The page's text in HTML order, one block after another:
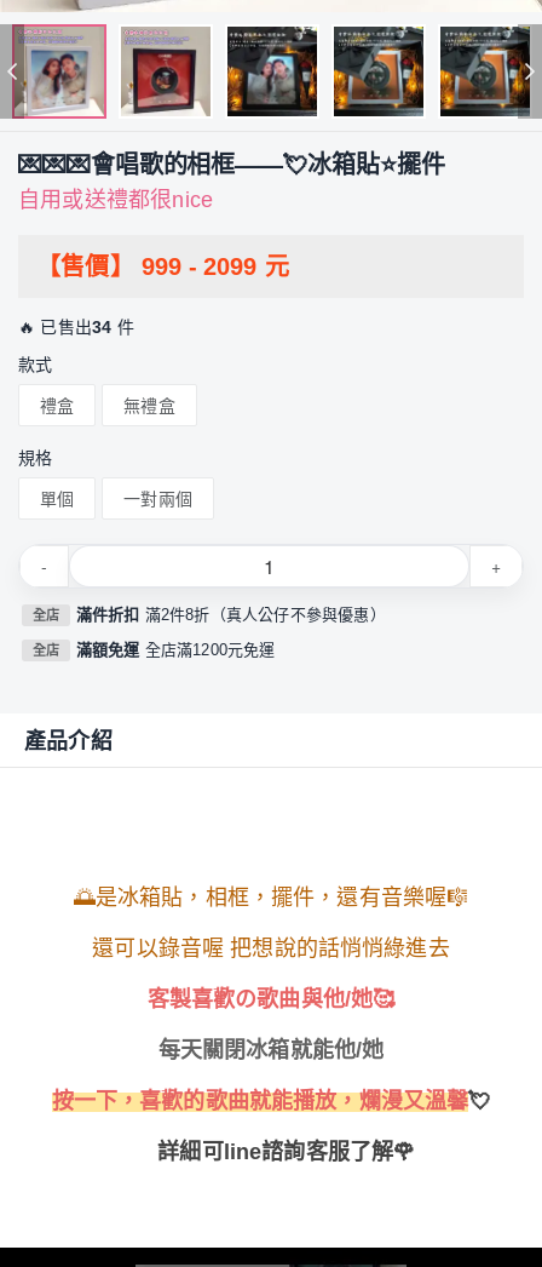
💌💌💌會唱歌的相框——💘冰箱貼⭐擺件
自用或送禮都很nice
【售價】 999 - 2099 元
🔥 已售出34 件
款式
禮盒 無禮盒
規格
單個 一對兩個
- +
全店 滿件折扣 滿2件8折（真人公仔不參與優惠）
全店 滿額免運 全店滿1200元免運
產品介紹
🌅是冰箱貼，相框， 擺件，還有音樂喔🎼
還可以錄音喔 把想說的話悄悄綠進去
客製喜歡の歌曲與他/她🥰
每天關閉冰箱就能他/她
按一下， 喜歡的歌曲就能播放， 爛漫又溫馨💘
詳細可line諮詢客服了解🌹